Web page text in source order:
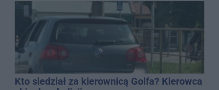
Kto siedział za kierownicą Golfa? Kierowca